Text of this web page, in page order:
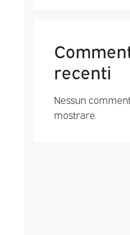
recenti
Nessun
mostrare.